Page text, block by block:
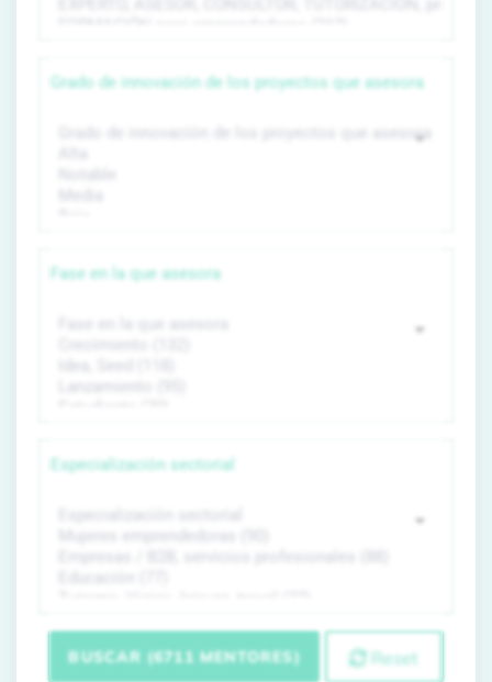
Grado de innovación de los proyectos que asesora
Fase en la que asesora
Especialización sectorial
BUSCAR (6711 MENTORES) Reset